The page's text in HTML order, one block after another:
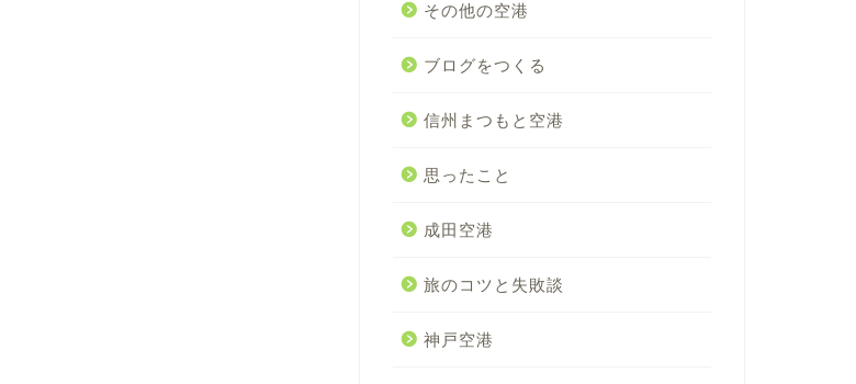
その他の空港
ブログをつくる
信州まつもと空港
思ったこと
成田空港
旅のコツと失敗談
神戸空港